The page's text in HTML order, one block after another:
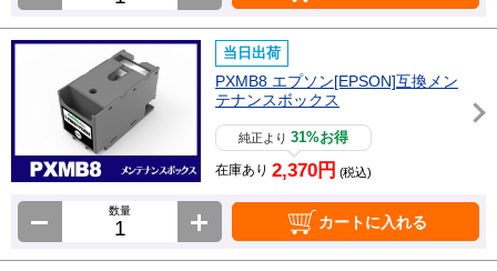
当日出荷
PXMB8 エプソン[EPSON]互換メン
テナンスボックス
純正より31%お得
在庫あり 2,370円 (税込)
数量
カートに入れる